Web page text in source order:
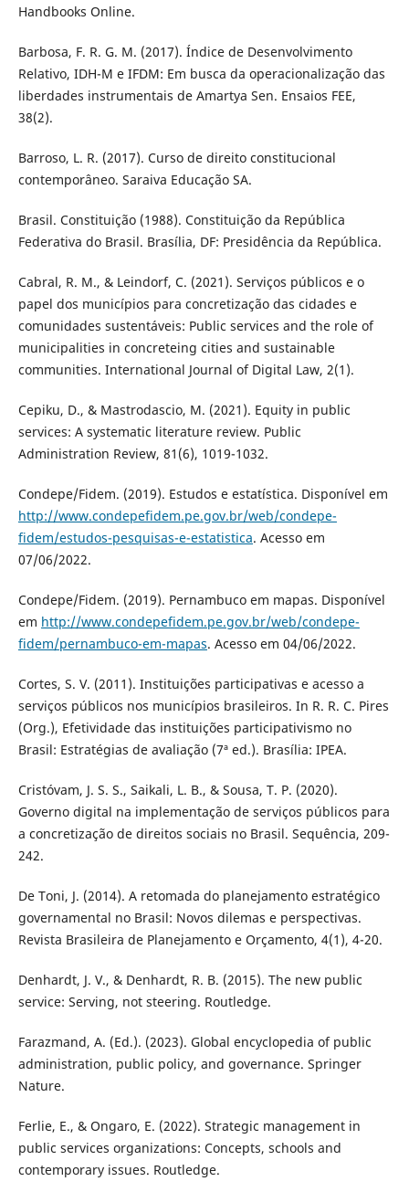
Handbooks Online.
Barbosa, F. R. G. M. (2017). Índice de Desenvolvimento
Relativo, IDH-M e IFDM: Em busca da operacionalização das
liberdades instrumentais de Amartya Sen. Ensaios FEE,
38(2).
Barroso, L. R. (2017). Curso de direito constitucional
contemporâneo. Saraiva Educação SA.
Brasil. Constituição (1988). Constituição da República
Federativa do Brasil. Brasília, DF: Presidência da República.
Cabral, R. M., & Leindorf, C. (2021). Serviços públicos e o
papel dos municípios para concretização das cidades e
comunidades sustentáveis: Public services and the role of
municipalities in concreteing cities and sustainable
communities. International Journal of Digital Law, 2(1).
Cepiku, D., & Mastrodascio, M. (2021). Equity in public
services: A systematic literature review. Public
Administration Review, 81(6), 1019-1032.
Condepe/Fidem. (2019). Estudos e estatística. Disponível em
http://www.condepefidem.pe.gov.br/web/condepe-
fidem/estudos-pesquisas-e-estatistica. Acesso em
07/06/2022.
Condepe/Fidem. (2019). Pernambuco em mapas. Disponível
em http://www.condepefidem.pe.gov.br/web/condepe-
fidem/pernambuco-em-mapas. Acesso em 04/06/2022.
Cortes, S. V. (2011). Instituições participativas e acesso a
serviços públicos nos municípios brasileiros. In R. R. C. Pires
(Org.), Efetividade das instituições participativismo no
Brasil: Estratégias de avaliação (7ª ed.). Brasília: IPEA.
Cristóvam, J. S. S., Saikali, L. B., & Sousa, T. P. (2020).
Governo digital na implementação de serviços públicos para
a concretização de direitos sociais no Brasil. Sequência, 209-
242.
De Toni, J. (2014). A retomada do planejamento estratégico
governamental no Brasil: Novos dilemas e perspectivas.
Revista Brasileira de Planejamento e Orçamento, 4(1), 4-20.
Denhardt, J. V., & Denhardt, R. B. (2015). The new public
service: Serving, not steering. Routledge.
Farazmand, A. (Ed.). (2023). Global encyclopedia of public
administration, public policy, and governance. Springer
Nature.
Ferlie, E., & Ongaro, E. (2022). Strategic management in
public services organizations: Concepts, schools and
contemporary issues. Routledge.